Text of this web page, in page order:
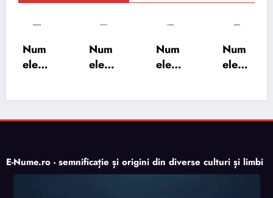
Num
ele
semn
origi
Num
ele
semn
e,
origi
Num
ele
semn
origi
Num
ele
ificați
origi
ne,
E-Nume.ro - semnificație și origini din diverse culturi și limbi